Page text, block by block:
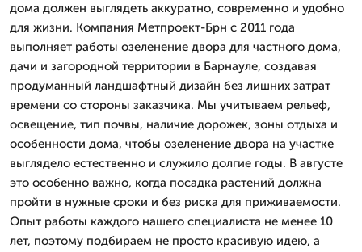
дома должен выглядеть аккуратно, современно и удобно
для жизни. Компания Метпроект-Брн с 2011 года
выполняет работы озеленение двора для частного дома,
дачи и загородной территории в Барнауле, создавая
продуманный ландшафтный дизайн без лишних затрат
времени со стороны заказчика. Мы учитываем рельеф,
освещение, тип почвы, наличие дорожек, зоны отдыха и
особенности дома, чтобы озеленение двора на участке
выглядело естественно и служило долгие годы. В августе
это особенно важно, когда посадка растений должна
пройти в нужные сроки и без риска для приживаемости.
Опыт работы каждого нашего специалиста не менее 10
лет, поэтому подбираем не просто красивую идею, а